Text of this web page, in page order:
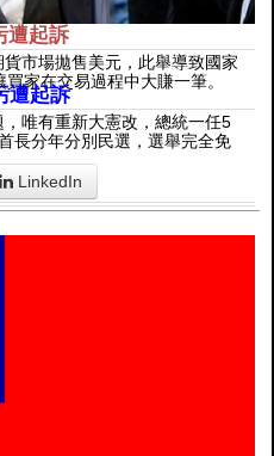
遭起訴
市場拋售美元，此舉導致國家
家在交易過程中大賺一筆。
遭起訴
唯有重新大憲改，總統一任5
長分年分別民選，選舉完全免
LinkedIn